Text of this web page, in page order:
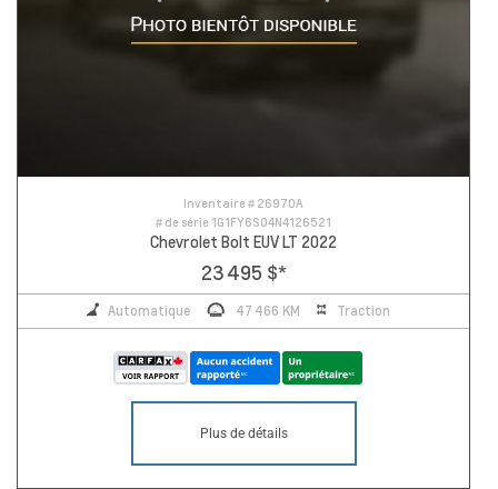
Inventaire # 26970A
# de série 1G1FY6S04N4126521
Chevrolet Bolt EUV LT 2022
23 495 $*
Automatique 47 466 KM Traction
Plus de détails